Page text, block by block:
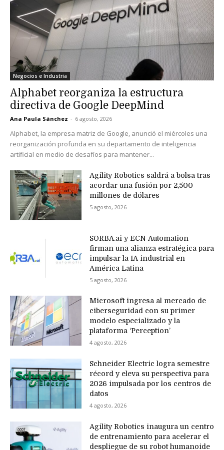
Negocios e Industria
Alphabet reorganiza la estructura
directiva de Google DeepMind
Ana Paula Sánchez - 6 agosto, 2026
Alphabet, la empresa matriz de Google, anunció el miércoles una
reorganización profunda en su departamento de inteligencia
artificial en medio de desafíos para mantener...
Agility Robotics saldrá a bolsa tras
acordar una fusión por 2,500
millones de dólares
5 agosto, 2026
SORBA.ai y ECN Automation
firman una alianza estratégica para
impulsar la IA industrial en
América Latina
5 agosto, 2026
Microsoft ingresa al mercado de
ciberseguridad con su primer
modelo especializado y la
plataforma ‘Perception’
4 agosto, 2026
Schneider Electric logra semestre
récord y eleva su perspectiva para
2026 impulsada por los centros de
datos
4 agosto, 2026
Agility Robotics inaugura un centro
de entrenamiento para acelerar el
despliegue de su robot humanoide